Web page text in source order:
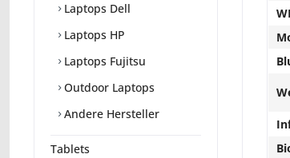
Laptops Dell
Laptops HP
Laptops Fujitsu
Outdoor Laptops
Andere Hersteller
Tablets